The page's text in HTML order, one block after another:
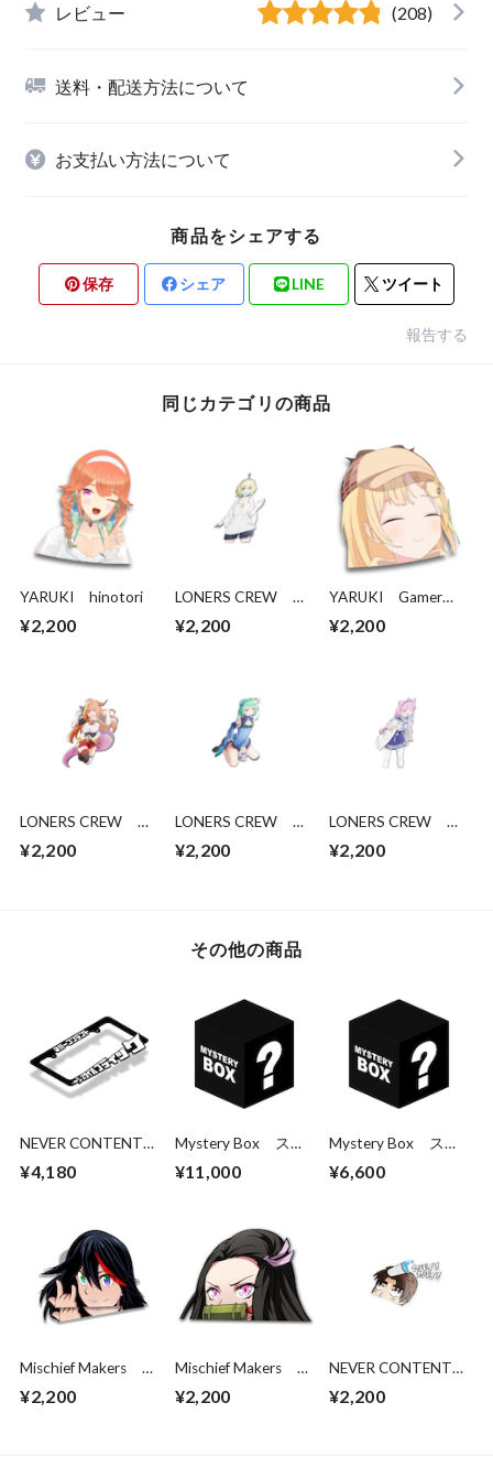
レビュー (208)
送料・配送方法について
お支払い方法について
商品をシェアする
保存 シェア LINE ツイート
報告する
同じカテゴリの商品
YARUKI hinotori
¥2,200
LONERS CREW
¥2,200
YARUKI Gamer
¥2,200
LONERS CREW
Hololive
¥2,200
LONERS CREW
¥2,200
LONERS CREW
¥2,200
その他の商品
NEVER CONTENT
ライセンスフレーム
¥4,180
Mystery Box ステ
¥11,000
Mystery Box ステ
¥6,600
Mischief Makers
Holo)
¥2,200
Mischief Makers
¥2,200
NEVER CONTENT
Fujiwara
¥2,200